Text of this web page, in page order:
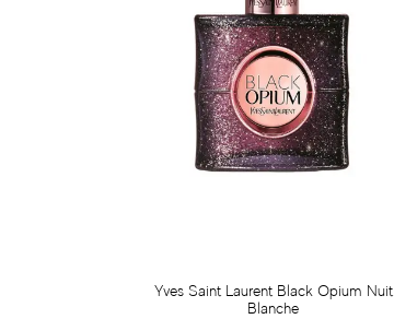
Yves Saint Laurent Black Opium Nuit
Blanche